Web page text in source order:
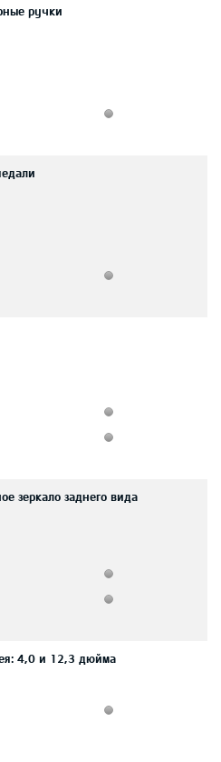
ручки
зеркало заднего вида
4,0 и 12,3 дюйма